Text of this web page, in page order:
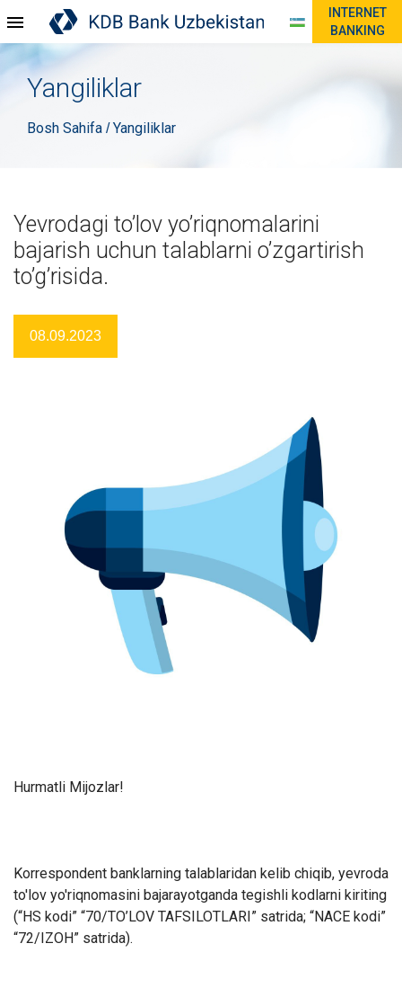
INTERNET
BANKING
Yangiliklar
Bosh Sahifa /Yangiliklar
Yevrodagi to’lov yo’riqnomalarini
bajarish uchun talablarni o’zgartirish
to’g’risida.
08.09.2023
Hurmatli Mijozlar!
Korrespondent banklarning talablaridan kelib chiqib, yevroda
to'lov yo'riqnomasini bajarayotganda tegishli kodlarni kiriting
(“HS kodi” “70/TO’LOV TAFSILOTLARI” satrida; “NACE kodi”
“72/IZOH” satrida).